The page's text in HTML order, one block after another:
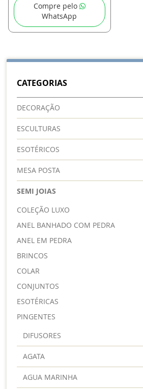
Compre pelo
WhatsApp
CATEGORIAS
DECORAÇÃO
ESCULTURAS
ESOTÉRICOS
MESA POSTA
SEMI JOIAS
COLEÇÃO LUXO
ANEL BANHADO COM PEDRA
ANEL EM PEDRA
BRINCOS
COLAR
CONJUNTOS
ESOTÉRICAS
PINGENTES
DIFUSORES
AGATA
AGUA MARINHA